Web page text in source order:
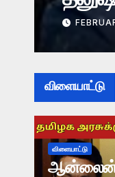
APRIL
விளையாட்டு
விளையாட்டு
பாலமேடு